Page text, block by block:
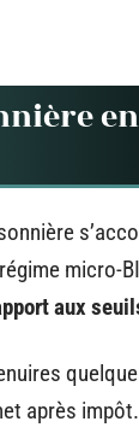
en
micro-
aux
après